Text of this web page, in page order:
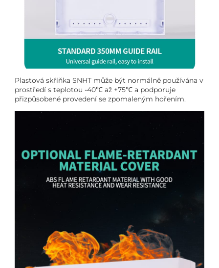
Plastová skříňka SNHT může být normálně používána v
prostředí s teplotou -40℃ až +75℃ a podporuje
přizpůsobené provedení se zpomaleným hořením.